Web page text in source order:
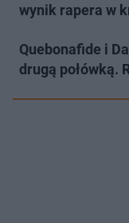
wynik rapera w
Quebonafide i
drugą połówką.